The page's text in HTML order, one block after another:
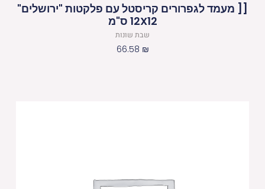
[[ מעמד לגפרורים קריסטל עם פלקטות "ירושלים"
12X12 ס"מ
שבת שונות
66.58 ₪